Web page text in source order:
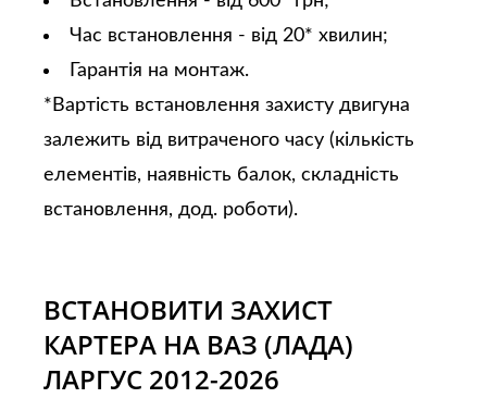
ВСТАНОВИТИ ЗАХИСТ
КАРТЕРА НА ВАЗ (ЛАДА)
ЛАРГУС 2012-2026
Час встановлення - від 20* хвилин;
Гарантія на монтаж.
*Вартість встановлення захисту двигуна
залежить від витраченого часу (кількість
елементів, наявність балок, складність
встановлення, дод. роботи).